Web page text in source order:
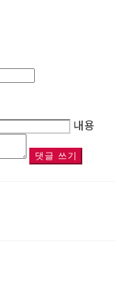
내용
댓글 쓰기